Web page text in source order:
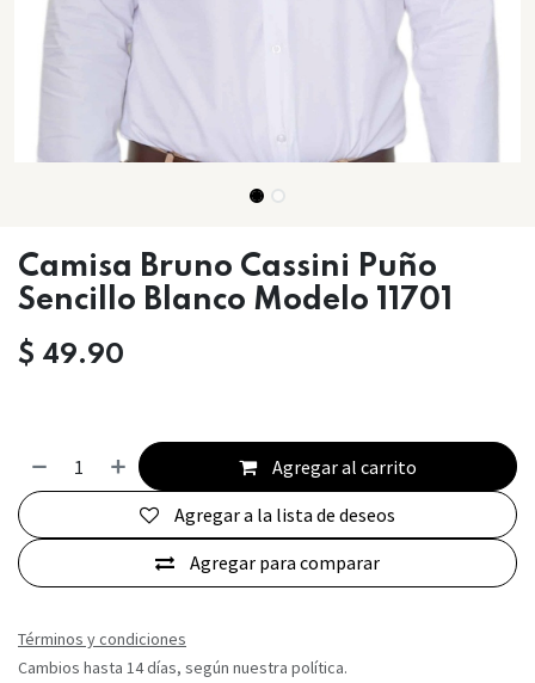
Camisa Bruno Cassini Puño
Sencillo Blanco Modelo 11701
$ 49.90
Agregar al carrito
Agregar para comparar
Agregar a la lista de deseos
Términos y condiciones
Cambios hasta 14 días, según nuestra política.